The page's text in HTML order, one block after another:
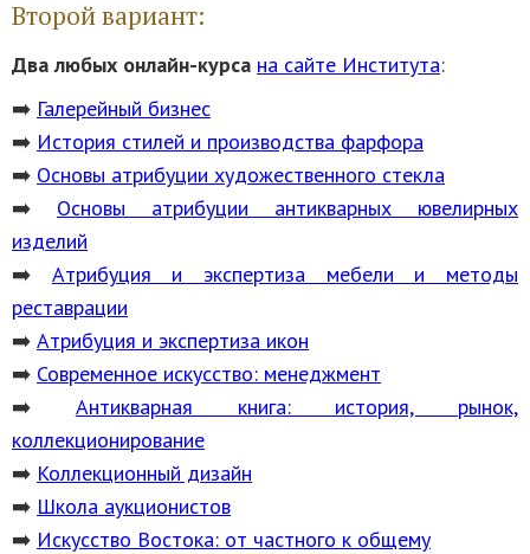
Второй вариант:
Два любых онлайн-курса на сайте Института:
➡️ Галерейный бизнес
➡️ История стилей и производства фарфора
➡️ Основы атрибуции художественного стекла
➡️ Основы атрибуции антикварных ювелирных
изделий
➡️ Атрибуция и экспертиза мебели и методы
реставрации
➡️ Атрибуция и экспертиза икон
➡️ Современное искусство: менеджмент
➡️ Антикварная книга: история, рынок,
коллекционирование
➡️ Коллекционный дизайн
➡️ Школа аукционистов
➡️ Искусство Востока: от частного к общему